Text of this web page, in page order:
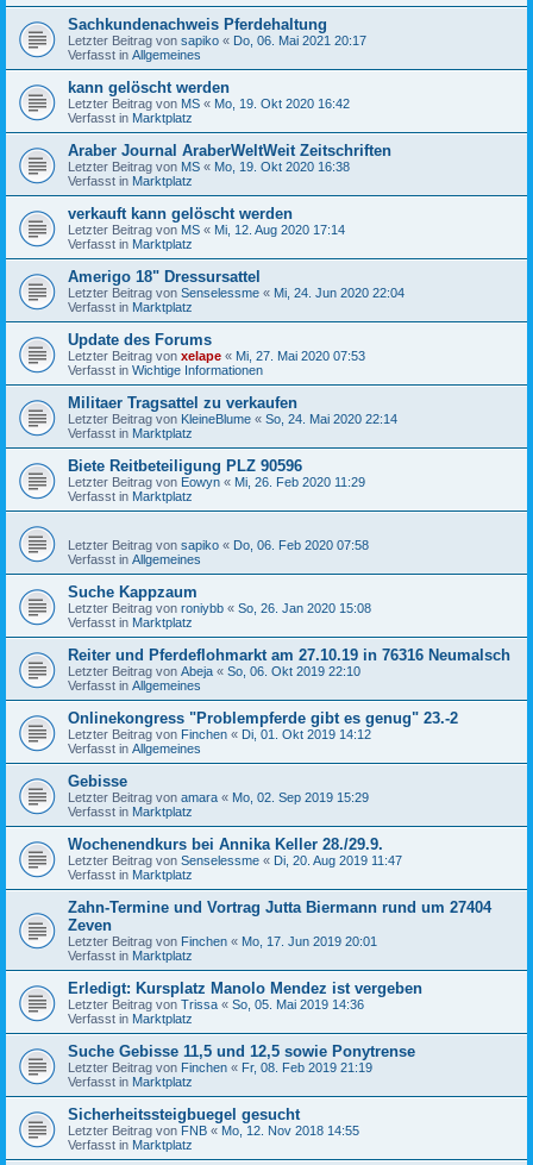
Sachkundenachweis Pferdehaltung
Letzter Beitrag von sapiko « Do, 06. Mai 2021 20:17
Verfasst in Allgemeines
kann gelöscht werden
Letzter Beitrag von MS « Mo, 19. Okt 2020 16:42
Verfasst in Marktplatz
Araber Journal AraberWeltWeit Zeitschriften
Letzter Beitrag von MS « Mo, 19. Okt 2020 16:38
Verfasst in Marktplatz
verkauft kann gelöscht werden
Letzter Beitrag von MS « Mi, 12. Aug 2020 17:14
Verfasst in Marktplatz
Amerigo 18" Dressursattel
Letzter Beitrag von Senselessme « Mi, 24. Jun 2020 22:04
Verfasst in Marktplatz
Update des Forums
Letzter Beitrag von xelape « Mi, 27. Mai 2020 07:53
Verfasst in Wichtige Informationen
Militaer Tragsattel zu verkaufen
Letzter Beitrag von KleineBlume « So, 24. Mai 2020 22:14
Verfasst in Marktplatz
Biete Reitbeteiligung PLZ 90596
Letzter Beitrag von Eowyn « Mi, 26. Feb 2020 11:29
Verfasst in Marktplatz
Letzter Beitrag von sapiko « Do, 06. Feb 2020 07:58
Verfasst in Allgemeines
Suche Kappzaum
Letzter Beitrag von roniybb « So, 26. Jan 2020 15:08
Verfasst in Marktplatz
Reiter und Pferdeflohmarkt am 27.10.19 in 76316 Neumalsch
Letzter Beitrag von Abeja « So, 06. Okt 2019 22:10
Verfasst in Allgemeines
Onlinekongress "Problempferde gibt es genug" 23.-2
Letzter Beitrag von Finchen « Di, 01. Okt 2019 14:12
Verfasst in Allgemeines
Gebisse
Letzter Beitrag von amara « Mo, 02. Sep 2019 15:29
Verfasst in Marktplatz
Wochenendkurs bei Annika Keller 28./29.9.
Letzter Beitrag von Senselessme « Di, 20. Aug 2019 11:47
Verfasst in Marktplatz
Zahn-Termine und Vortrag Jutta Biermann rund um 27404
Zeven
Letzter Beitrag von Finchen « Mo, 17. Jun 2019 20:01
Verfasst in Marktplatz
Erledigt: Kursplatz Manolo Mendez ist vergeben
Letzter Beitrag von Trissa « So, 05. Mai 2019 14:36
Verfasst in Marktplatz
Suche Gebisse 11,5 und 12,5 sowie Ponytrense
Letzter Beitrag von Finchen « Fr, 08. Feb 2019 21:19
Verfasst in Marktplatz
Sicherheitssteigbuegel gesucht
Letzter Beitrag von FNB « Mo, 12. Nov 2018 14:55
Verfasst in Marktplatz